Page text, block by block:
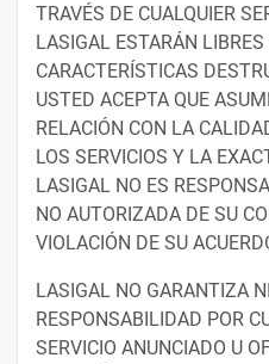
TRAVÉS DE CUALQUIER
LASIGAL ESTARÁN LIBRES
CARACTERÍSTICAS
USTED ACEPTA QUE
RELACIÓN CON LA
LOS SERVICIOS Y LA
LASIGAL NO ES
NO AUTORIZADA DE SU
VIOLACIÓN DE SU
LASIGAL NO GARANTIZA
RESPONSABILIDAD POR
SERVICIO ANUNCIADO U